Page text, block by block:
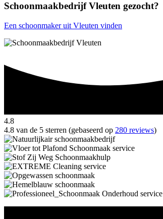
Schoonmaakbedrijf Vleuten gezocht?
Een schoonmaker uit Vleuten vinden
4.8
4.8 van de 5 sterren (gebaseerd op 280 reviews)